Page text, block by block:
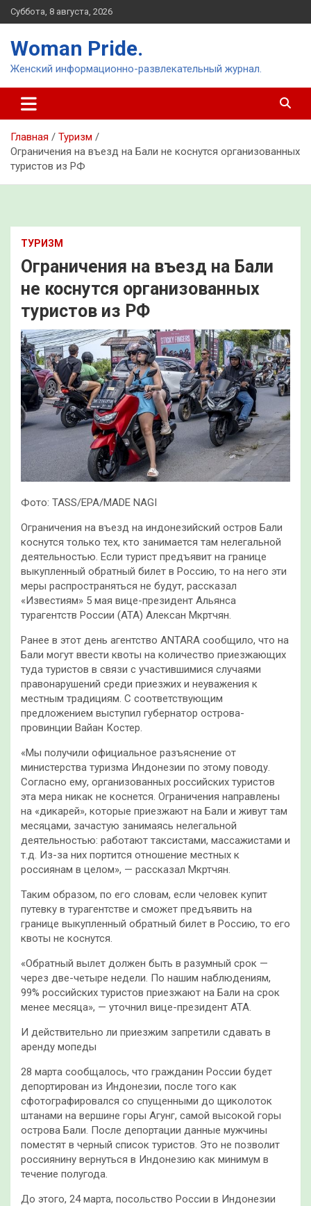
Перейти
к
Суббота, 8 августа, 2026
Woman Pride.
Женский информационно-развлекательный журнал.
Главная
Туризм
Ограничения на въезд на Бали не коснутся организованных
туристов из РФ
ТУРИЗМ
Ограничения на въезд на Бали
не коснутся организованных
туристов из РФ
Фото: TASS/EPA/MADE NAGI
Ограничения на въезд на индонезийский остров Бали
коснутся только тех, кто занимается там нелегальной
деятельностью. Если турист предъявит на границе
выкупленный обратный билет в Россию, то на него эти
меры распространяться не будут, рассказал
«Известиям» 5 мая вице-президент Альянса
турагентств России (АТА) Алексан Мкртчян.
Ранее в этот день агентство ANTARA сообщило, что на
Бали могут ввести квоты на количество приезжающих
туда туристов в связи с участившимися случаями
правонарушений среди приезжих и неуважения к
местным традициям. С соответствующим
предложением выступил губернатор острова-
провинции Вайан Костер.
«Мы получили официальное разъяснение от
министерства туризма Индонезии по этому поводу.
Согласно ему, организованных российских туристов
эта мера никак не коснется. Ограничения направлены
на «дикарей», которые приезжают на Бали и живут там
месяцами, зачастую занимаясь нелегальной
деятельностью: работают таксистами, массажистами и
т.д. Из-за них портится отношение местных к
россиянам в целом», — рассказал Мкртчян.
Таким образом, по его словам, если человек купит
путевку в турагентстве и сможет предъявить на
границе выкупленный обратный билет в Россию, то его
квоты не коснутся.
«Обратный вылет должен быть в разумный срок —
через две-четыре недели. По нашим наблюдениям,
99% российских туристов приезжают на Бали на срок
менее месяца», — уточнил вице-президент АТА.
И действительно ли приезжим запретили сдавать в
аренду мопеды
28 марта сообщалось, что гражданин России будет
депортирован из Индонезии, после того как
сфотографировался со спущенными до щиколоток
штанами на вершине горы Агунг, самой высокой горы
острова Бали. После депортации данные мужчины
поместят в черный список туристов. Это не позволит
россиянину вернуться в Индонезию как минимум в
течение полугода.
До этого, 24 марта, посольство России в Индонезии